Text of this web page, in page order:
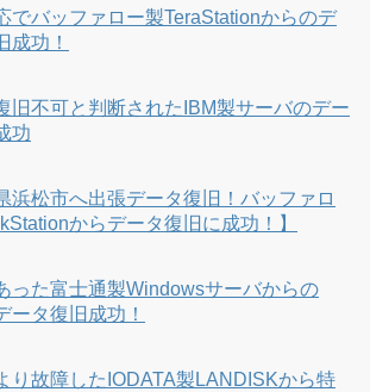
でバッファロー製TeraStationからのデ
成功！
旧不可と判断されたIBM製サーバのデー
功
浜松市へ出張データ復旧！バッファロ
からデータ復旧に成功！】
った富士通製Windowsサーバからの
ータ復旧成功！
り故障したIODATA製LANDISKから特